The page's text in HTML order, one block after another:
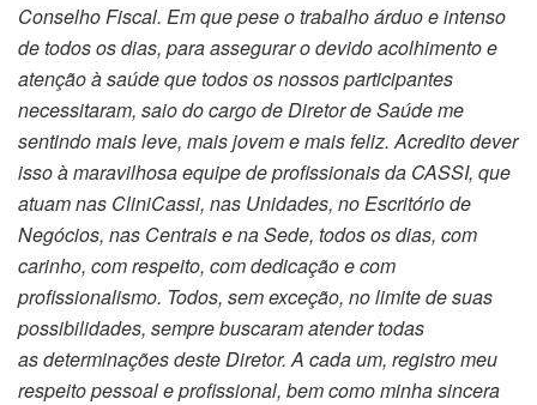
Conselho Fiscal. Em que pese o trabalho árduo e intenso
de todos os dias, para assegurar o devido acolhimento e
atenção à saúde que todos os nossos participantes
necessitaram, saio do cargo de Diretor de Saúde me
sentindo mais leve, mais jovem e mais feliz. Acredito dever
isso à maravilhosa equipe de profissionais da CASSI, que
atuam nas CliniCassi, nas Unidades, no Escritório de
Negócios, nas Centrais e na Sede, todos os dias, com
carinho, com respeito, com dedicação e com
profissionalismo. Todos, sem exceção, no limite de suas
possibilidades, sempre buscaram atender todas
asdeterminações deste Diretor. A cada um, registro meu
respeito pessoal e profissional, bem como minha sincera